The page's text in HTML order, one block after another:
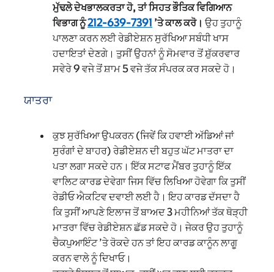
ਮੁੱਢਲੇ ਦੇਖਭਾਲਕਰਤਾ ਹੋ, ਤਾਂ ਸਿਹਤ ਭੌਤਿਕ ਵਿਗਿਆਨ
ਵਿਭਾਗ ਨੂੰ212-639-7391 ’ਤੇ ਕਾਲ ਕਰੋ। ਉਹ ਤੁਹਾਨੂੰ
ਪਾਲਣਾ ਕਰਨ ਲਈ ਰੇਡੀਏਸ਼ਨ ਸੁਰੱਖਿਆ ਸਬੰਧੀ ਖਾਸ
ਹਦਾਇਤਾਂ ਦੇਣਗੇ। ਤੁਸੀਂ ਉਹਨਾਂ ਨੂੰ ਸੋਮਵਾਰ ਤੋਂ ਸ਼ੁੱਕਰਵਾਰ
ਸਵੇਰੇ 9 ਵਜੇ ਤੋਂ ਸ਼ਾਮ 5 ਵਜੇ ਤੱਕ ਸੰਪਰਕ ਕਰ ਸਕਦੇ ਹੋ।
ਯਾਤਰਾ
ਕੁਝ ਸੁਰੱਖਿਆ ਉਪਕਰਨ (ਜਿਵੇਂ ਕਿ ਹਵਾਈ ਅੱਡਿਆਂ ਜਾਂ
ਸੁਰੰਗਾਂ ਦੇ ਬਾਹਰ) ਰੇਡੀਏਸ਼ਨ ਦੀ ਬਹੁਤ ਘੱਟ ਮਾਤਰਾ ਦਾ
ਪਤਾ ਲਗਾ ਸਕਦੇ ਹਨ। ਇੱਕ ਸਟਾਫ ਮੈਂਬਰ ਤੁਹਾਨੂੰ ਇੱਕ
ਵਾਲਿਟ ਕਾਰਡ ਦੇਵੇਗਾ ਜਿਸ ਵਿੱਚ ਲਿਖਿਆ ਹੋਵੇਗਾ ਕਿ ਤੁਸੀਂ
ਰੇਡੀਓ ਐਕਟਿਵ ਦਵਾਈ ਲਈ ਹੈ। ਇਹ ਕਾਰਡ ਦੱਸਦਾ ਹੈ
ਕਿ ਤੁਸੀਂ ਆਪਣੇ ਇਲਾਜ ਤੋਂ ਬਾਅਦ 3 ਮਹੀਨਿਆਂ ਤੱਕ ਥੋੜ੍ਹੀ
ਮਾਤਰਾ ਵਿੱਚ ਰੇਡੀਏਸ਼ਨ ਛੱਡ ਸਕਦੇ ਹੋ। ਜੇਕਰ ਉਹ ਤੁਹਾਨੂੰ
ਚੈਕਪੁਆਇੰਟ ’ਤੇ ਰੋਕਦੇ ਹਨ ਤਾਂ ਇਹ ਕਾਰਡ ਕਾਨੂੰਨ ਲਾਗੂ
ਕਰਨ ਵਾਲੇ ਨੂੰ ਦਿਖਾਓ।